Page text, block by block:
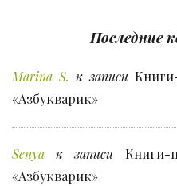
Последние
Marina S. к записи
«Азбукварик»
Senya к записи Книги-
«Азбукварик»